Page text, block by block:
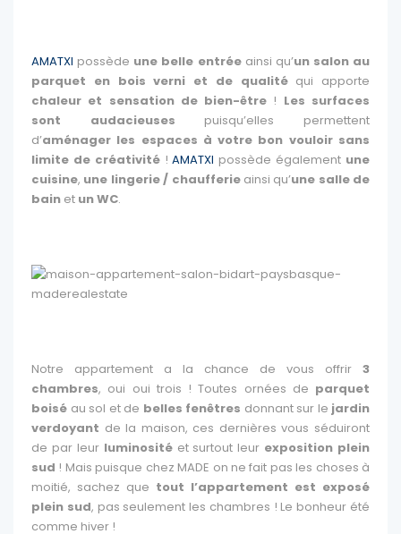
AMATXI possède une belle entréeainsi qu’un salon au
parquet en bois verni et de qualitéqui apporte
chaleur et sensation de bien-être ! Les surfaces
sont audacieuses puisqu’elles permettent
d’aménager les espaces à votre bon vouloir sans
limite de créativité!AMATXI possède également une
cuisine, une lingerie / chaufferieainsi qu’une salle de
bain et un WC.
Notre appartement a la chance de vous offrir 3
chambres, oui oui trois ! Toutes ornées de parquet
boisé au sol et de belles fenêtres donnant sur le jardin
verdoyant de la maison, ces dernières vous séduiront
de par leur luminositéet surtout leur exposition plein
sud ! Mais puisque chez MADE on ne fait pas les choses à
moitié, sachez que tout l’appartement est exposé
plein sud, pas seulement les chambres ! Le bonheur été
comme hiver !